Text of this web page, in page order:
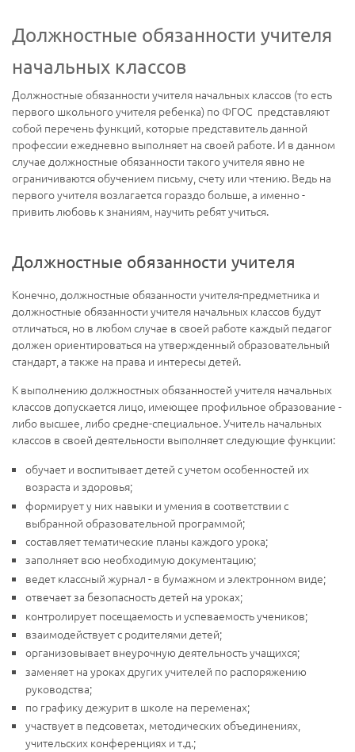
Должностные обязанности учителя
начальных классов
Должностные обязанности учителя начальных классов (то есть
первого школьного учителя ребенка) по ФГОС представляют
собой перечень функций, которые представитель данной
профессии ежедневно выполняет на своей работе. И в данном
случае должностные обязанности такого учителя явно не
ограничиваются обучением письму, счету или чтению. Ведь на
первого учителя возлагается гораздо больше, а именно -
привить любовь к знаниям, научить ребят учиться.
Должностные обязанности учителя
Конечно, должностные обязанности учителя-предметника и
должностные обязанности учителя начальных классов будут
отличаться, но в любом случае в своей работе каждый педагог
должен ориентироваться на утвержденный образовательный
стандарт, а также на права и интересы детей.
К выполнению должностных обязанностей учителя начальных
классов допускается лицо, имеющее профильное образование -
либо высшее, либо средне-специальное. Учитель начальных
классов в своей деятельности выполняет следующие функции:
обучает и воспитывает детей с учетом особенностей их
возраста и здоровья;
формирует у них навыки и умения в соответствии с
выбранной образовательной программой;
составляет тематические планы каждого урока;
заполняет всю необходимую документацию;
ведет классный журнал - в бумажном и электронном виде;
отвечает за безопасность детей на уроках;
контролирует посещаемость и успеваемость учеников;
взаимодействует с родителями детей;
организовывает внеурочную деятельность учащихся;
заменяет на уроках других учителей по распоряжению
руководства;
по графику дежурит в школе на переменах;
участвует в педсоветах, методических объединениях,
учительских конференциях и т.д.;